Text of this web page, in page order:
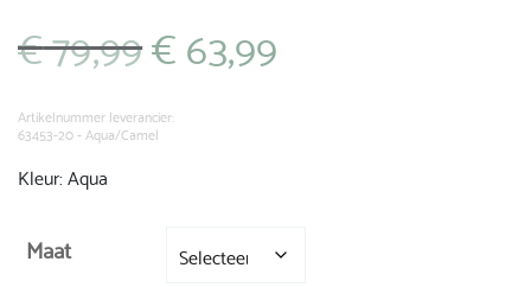
€79,99 Oorspronkelijke
prijs
€ 79,99.
€63,99
Artikelnummer leverancier:
63453-20 - Aqua/Camel
Kleur: Aqua
Maat